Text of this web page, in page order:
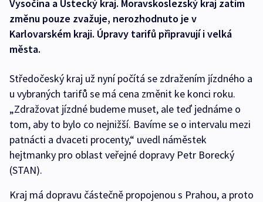
Vysočina a Ústecký kraj. Moravskoslezský kraj zatím
změnu pouze zvažuje, nerozhodnuto je v
Karlovarském kraji. Úpravy tarifů připravují i velká
města.
Středočeský kraj už nyní počítá se zdražením jízdného a
u vybraných tarifů se má cena změnit ke konci roku.
„Zdražovat jízdné budeme muset, ale teď jednáme o
tom, aby to bylo co nejnižší. Bavíme se o intervalu mezi
patnácti a dvaceti procenty,“ uvedl náměstek
hejtmanky pro oblast veřejné dopravy Petr Borecký
(STAN).
Kraj má dopravu částečně propojenou s Prahou, a proto